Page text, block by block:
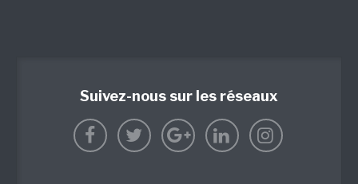
Suivez-nous sur les réseaux